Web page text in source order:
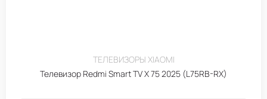
ТЕЛЕВИЗОРЫ XIAOMI
Телевизор Redmi Smart TV X 75 2025 (L75RB-RX)